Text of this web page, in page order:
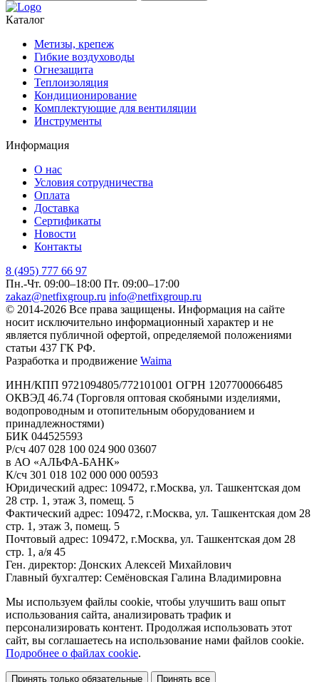
Каталог
Метизы, крепеж
Гибкие воздуховоды
Огнезащита
Теплоизоляция
Кондиционирование
Комплектующие для вентиляции
Инструменты
Информация
О нас
Условия сотрудничества
Оплата
Доставка
Сертификаты
Новости
Контакты
8 (495) 777 66 97
Пн.-Чт. 09:00–18:00 Пт. 09:00–17:00
zakaz@netfixgroup.ru info@netfixgroup.ru
© 2014-2026 Все права защищены. Информация на сайте
носит исключительно информационный характер и не
является публичной офертой, определяемой положениями
статьи 437 ГК РФ.
Разработка и продвижение Waima
ИНН/КПП 9721094805/772101001 ОГРН 1207700066485
ОКВЭД 46.74 (Торговля оптовая скобяными изделиями,
водопроводным и отопительным оборудованием и
принадлежностями)
БИК 044525593
Р/сч 407 028 100 024 900 03607
в АО «АЛЬФА-БАНК»
К/сч 301 018 102 000 000 00593
Юридический адрес: 109472, г.Москва, ул. Ташкентская дом
28 стр. 1, этаж 3, помещ. 5
Фактический адрес: 109472, г.Москва, ул. Ташкентская дом 28
стр. 1, этаж 3, помещ. 5
Почтовый адрес: 109472, г.Москва, ул. Ташкентская дом 28
стр. 1, а/я 45
Ген. директор: Донских Алексей Михайлович
Главный бухгалтер: Семёновская Галина Владимировна
Мы используем файлы cookie, чтобы улучшить ваш опыт
использования сайта, анализировать трафик и
персонализировать контент. Продолжая использовать этот
сайт, вы соглашаетесь на использование нами файлов cookie.
Подробнее о файлах cookie.
Принять только обязательные Принять все